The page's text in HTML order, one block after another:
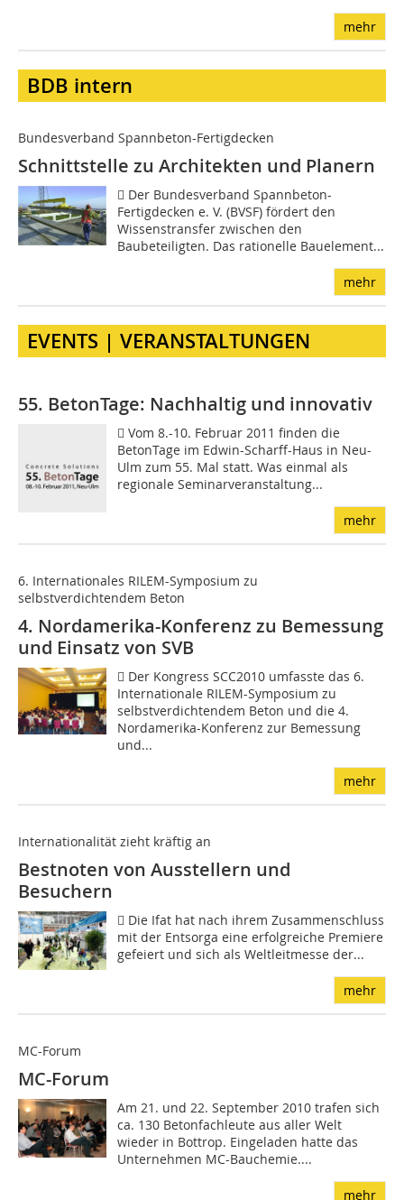
mehr
BDB intern
Bundesverband Spannbeton-Fertigdecken
Schnittstelle zu Architekten und Planern
 Der Bundesverband Spannbeton-
Fertigdecken e. V. (BVSF) fördert den
Wissenstransfer zwischen den
Baubeteiligten. Das rationelle Bauelement...
mehr
EVENTS | VERANSTALTUNGEN
55. BetonTage: Nachhaltig und innovativ
 Vom 8.-10. Februar 2011 finden die
BetonTage im Edwin-Scharff-Haus in Neu-
Ulm zum 55. Mal statt. Was einmal als
regionale Seminarveranstaltung...
mehr
6. Internationales RILEM-Symposium zu
selbstverdichtendem Beton
4. Nordamerika-Konferenz zu Bemessung
und Einsatz von SVB
 Der Kongress SCC2010 umfasste das 6.
Internationale RILEM-Symposium zu
selbstverdichtendem Beton und die 4.
Nordamerika-Konferenz zur Bemessung
und...
mehr
Internationalität zieht kräftig an
Bestnoten von Ausstellern und
Besuchern
 Die Ifat hat nach ihrem Zusammenschluss
mit der Entsorga eine erfolgreiche Premiere
gefeiert und sich als Weltleitmesse der...
mehr
MC-Forum
MC-Forum
Am 21. und 22. September 2010 trafen sich
ca. 130 Betonfachleute aus aller Welt
wieder in Bottrop. Eingeladen hatte das
Unternehmen MC-Bauchemie....
mehr